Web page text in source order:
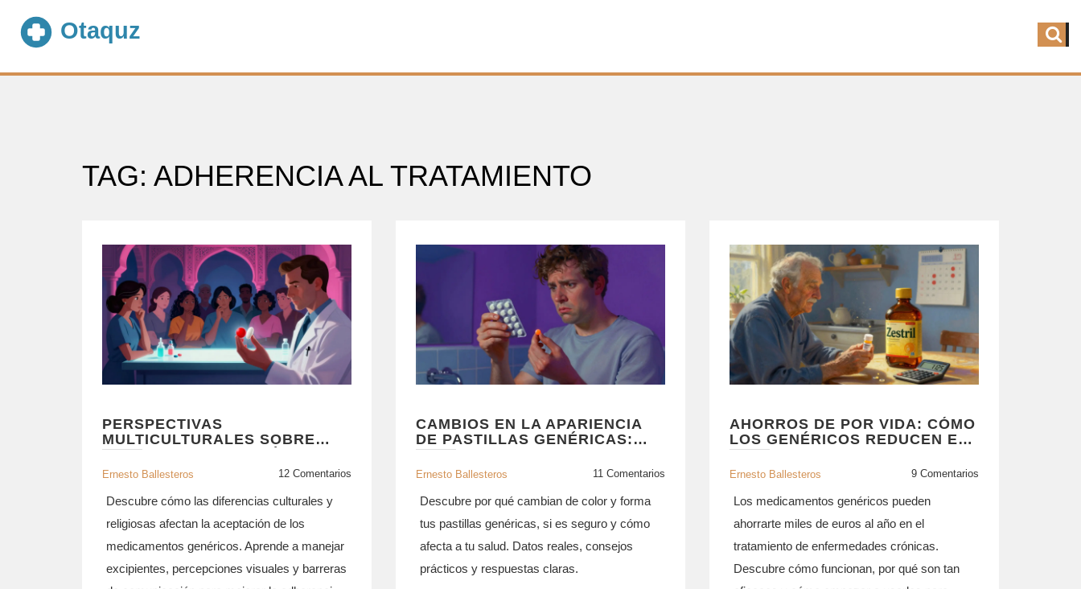
TAG: ADHERENCIA AL TRATAMIENTO
PERSPECTIVAS
MULTICULTURALES SOBRE
MEDICAMENTOS GENÉRICOS:
CONSIDERACIONES
EDUCACIÓN DEL PACIENTE
Ernesto Ballesteros 12 Comentarios
Descubre cómo las diferencias culturales y
religiosas afectan la aceptación de los
medicamentos genéricos. Aprende a manejar
excipientes, percepciones visuales y barreras
CAMBIOS EN LA APARIENCIA
DE PASTILLAS GENÉRICAS:
SEGURIDAD, LEGALIDAD E
IMPACTO
Ernesto Ballesteros 11 Comentarios
Descubre por qué cambian de color y forma
tus pastillas genéricas, si es seguro y cómo
afecta a tu salud. Datos reales, consejos
prácticos y respuestas claras.
AHORROS DE POR VIDA: CÓMO
LOS GENÉRICOS REDUCEN EL
COSTO DE MANEJAR
ENFERMEDADES CRÓNICAS
Ernesto Ballesteros 9 Comentarios
Los medicamentos genéricos pueden
ahorrarte miles de euros al año en el
tratamiento de enfermedades crónicas.
Descubre cómo funcionan, por qué son tan